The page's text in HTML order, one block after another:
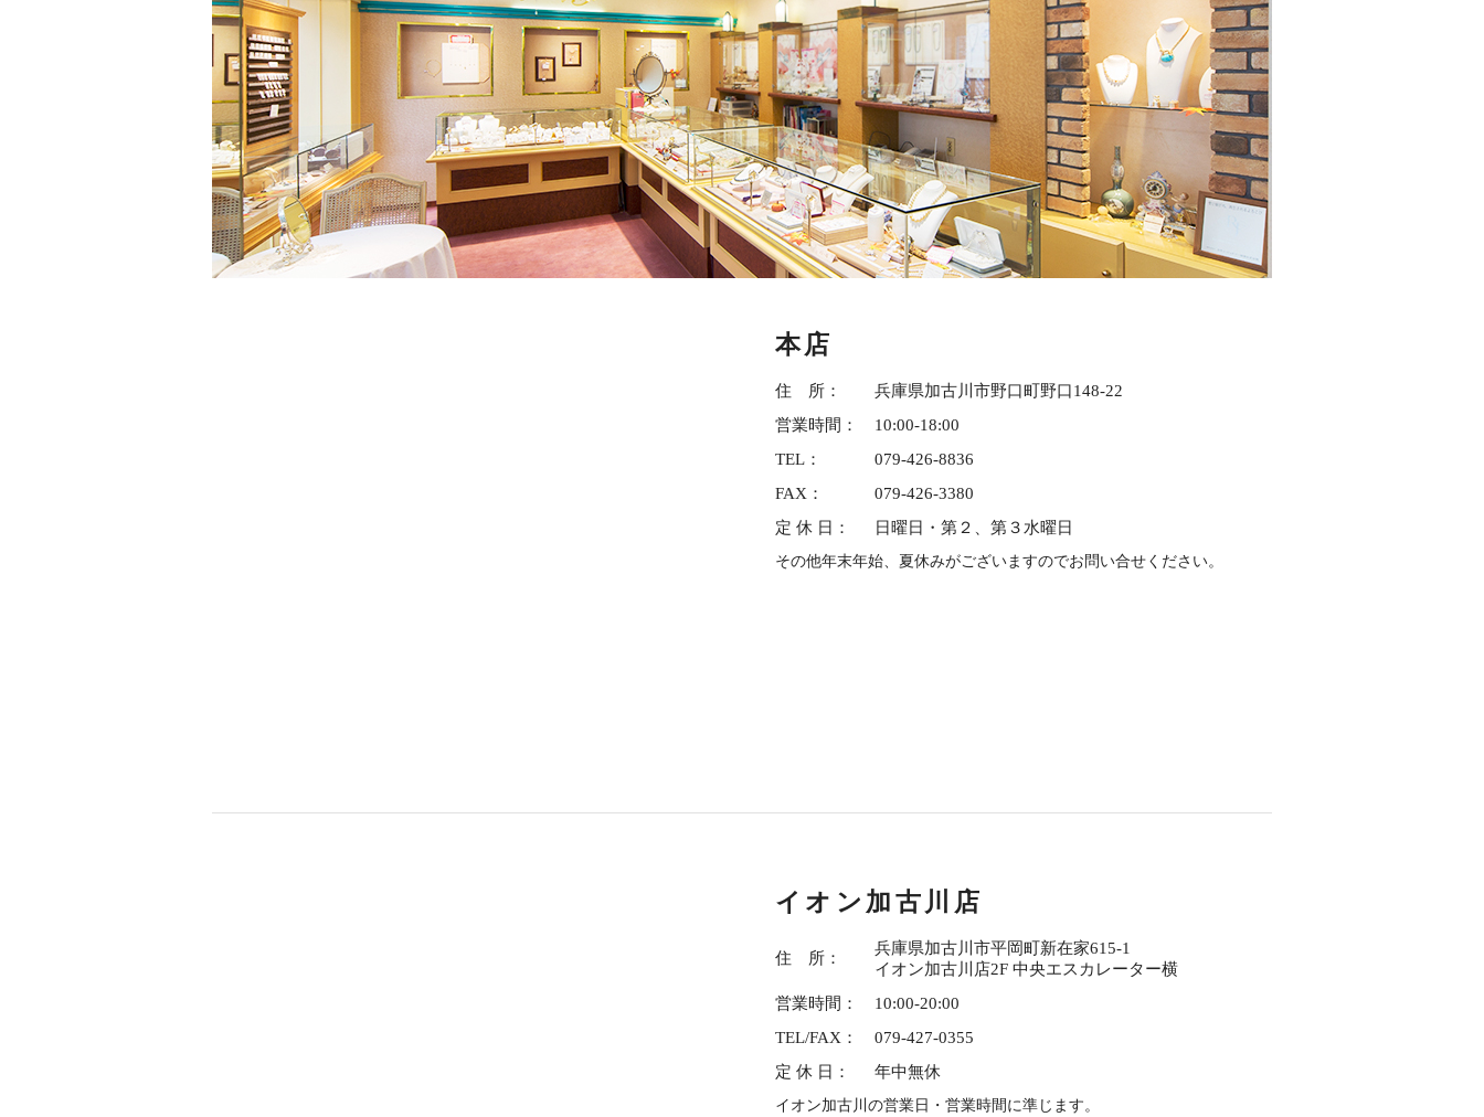
本店
住 所：
兵庫県加古川市野口町野口148-22
営業時間：
10:00-18:00
TEL：
079-426-8836
FAX：
079-426-3380
定 休 日：
日曜日・第２、第３水曜日
その他年末年始、夏休みがございますのでお問い合せください。
イオン加古川店
住 所：
兵庫県加古川市平岡町新在家615-1
イオン加古川店2F 中央エスカレーター横
営業時間：
10:00-20:00
TEL/FAX：
079-427-0355
定 休 日：
年中無休
イオン加古川の営業日・営業時間に準じます。